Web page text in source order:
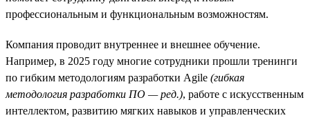
профессиональным и функциональным возможностям.
Компания проводит внутреннее и внешнее обучение.
Например, в 2025 году многие сотрудники прошли тренинги
по гибким методологиям разработки Agile (гибкая
методология разработки ПО — ред.), работе с искусственным
интеллектом, развитию мягких навыков и управленческих